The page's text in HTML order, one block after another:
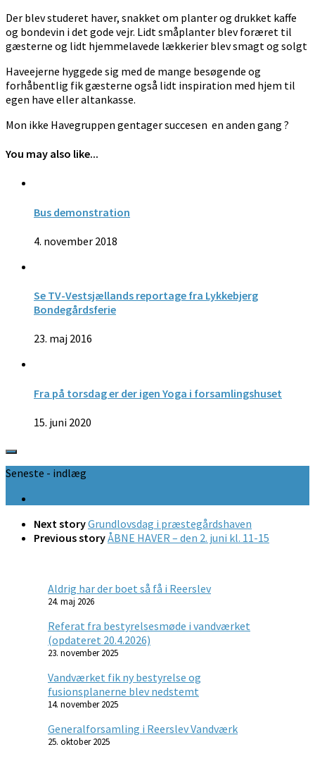
Der blev studeret haver, snakket om planter og drukket kaffe
og bondevin i det gode vejr. Lidt småplanter blev foræret til
gæsterne og lidt hjemmelavede lækkerier blev smagt og solgt
Haveejerne hyggede sig med de mange besøgende og
forhåbentlig fik gæsterne også lidt inspiration med hjem til
egen have eller altankasse.
Mon ikke Havegruppen gentager succesen en anden gang ?
You may also like...
Bus demonstration
4. november 2018
Se TV-Vestsjællands reportage fra Lykkebjerg
Bondegårdsferie
23. maj 2016
Fra på torsdag er der igen Yoga i forsamlingshuset
15. juni 2020
Seneste - indlæg
Next storyGrundlovsdag i præstegårdshaven
Previous storyÅBNE HAVER – den 2. juni kl. 11-15
Aldrig har der boet så få i Reerslev
24. maj 2026
Referat fra bestyrelsesmøde i vandværket
(opdateret 20.4.2026)
23. november 2025
Vandværket fik ny bestyrelse og
fusionsplanerne blev nedstemt
14. november 2025
Generalforsamling i Reerslev Vandværk
25. oktober 2025